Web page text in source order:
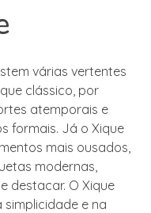
várias vertentes
clássico, por
atemporais e
formais. Já o Xique
mais ousados,
modernas,
destacar. O Xique
simplicidade e na